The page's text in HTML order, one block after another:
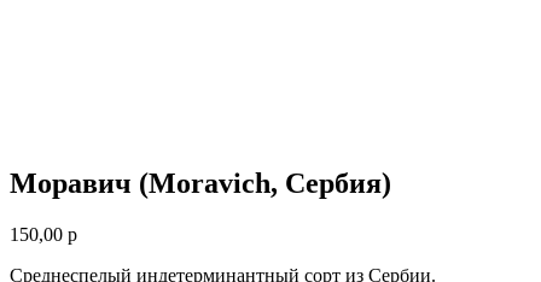
Моравич (Moravich, Сербия)
150,00 р
Среднеспелый индетерминантный сорт из Сербии.